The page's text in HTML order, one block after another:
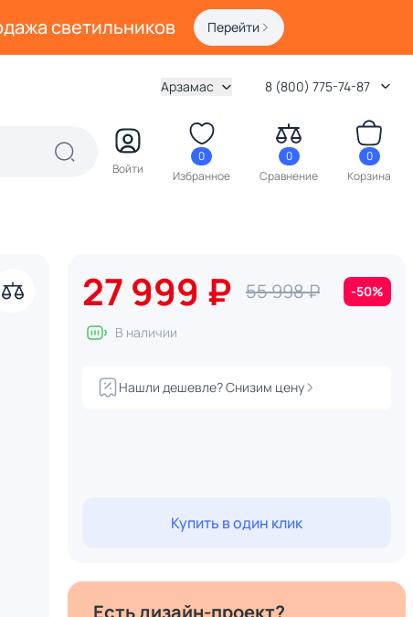
светильников Перейти
Арзамас 8 (800) 775-74-87
Войти
0
Избранное
0
Сравнение
0
Корзина
27 999 ₽ 55 998 ₽ -50%
В наличии
Нашли дешевле? Снизим цену
Купить в один клик
Есть дизайн-проект?